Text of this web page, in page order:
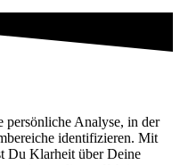
persönliche Analyse, in der
identifizieren. Mit
Du Klarheit über Deine